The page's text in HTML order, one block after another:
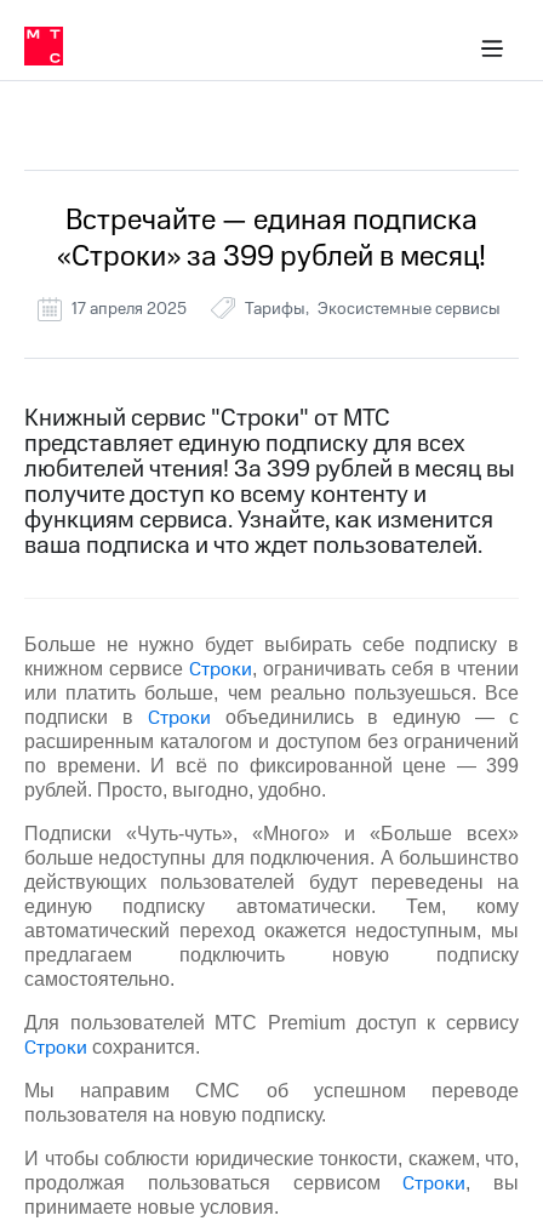
связь
Сервисы и подписки
30% на связь
кабинеты
Мобильная
и
Спутниковое
ТВ
МТС
номер
в МТС
Тарифы
Услуги
Семейная
группа
Заказать
SIM-
карту
eSIM
SIM-
карта
для
иностранцев
чистый
номер
Выбрать
красивый
Заменить
SIM-
в МТС
Услуги
приложение
Мой
МТС
Акции
Скидка 30%
на связь
РИИЛ
и МТС
Супер
дешевле
при
оплате
с карты
Деньги
Выберите
и подключите
ТВ
с выгодным
тарифом
Тарифы
Интернет,
ТВ и телефон
Услуги
Встречайте — единая подписка
«Строки» за 399 рублей в месяц!
17 апреля 2025 Тарифы Экосистемные сервисы
Книжный сервис "Строки" от МТС
представляет единую подписку для всех
любителей чтения! За 399 рублей в месяц вы
получите доступ ко всему контенту и
функциям сервиса. Узнайте, как изменится
ваша подписка и что ждет пользователей.
Больше не нужно будет выбирать себе подписку в
книжном сервисе Строки, ограничивать себя в чтении
или платить больше, чем реально пользуешься. Все
подписки в Строки объединились в единую — с
расширенным каталогом и доступом без ограничений
по времени. И всё по фиксированной цене — 399
рублей. Просто, выгодно, удобно.
Подписки «Чуть-чуть», «Много» и «Больше всех»
больше недоступны для подключения. А большинство
действующих пользователей будут переведены на
единую подписку автоматически. Тем, кому
автоматический переход окажется недоступным, мы
предлагаем подключить новую подписку
самостоятельно.
Для пользователей МТС Premium доступ к сервису
Строки сохранится.
Мы направим СМС об успешном переводе
пользователя на новую подписку.
И чтобы соблюсти юридические тонкости, скажем, что,
продолжая пользоваться сервисомСтроки, вы
принимаете новые условия.